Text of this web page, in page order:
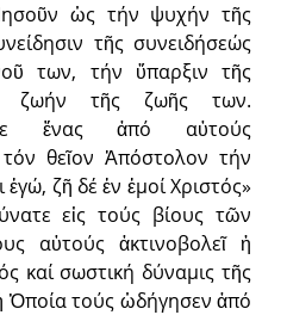
ὡς τήν ψυχήν τῆς
τῆς συνειδήσεώς
των, τήν ὕπαρξιν τῆς
ζωήν τῆς ζωῆς των.
ἕνας ἀπό αὐτούς
θεῖον Ἀπόστολον τήν
ζῆ δέ ἐν ἐμοί Χριστός»
εἰς τούς βίους τῶν
αὐτούς ἀκτινοβολεῖ ἡ
καί σωστική δύναμις τῆς
Ὁποία τούς ὡδήγησεν ἀπό